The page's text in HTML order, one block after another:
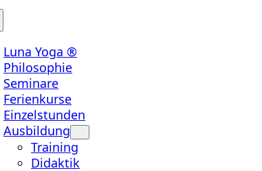
Luna Yoga ®
Philosophie
Seminare
Ferienkurse
Einzelstunden
Ausbildung
Training
Didaktik